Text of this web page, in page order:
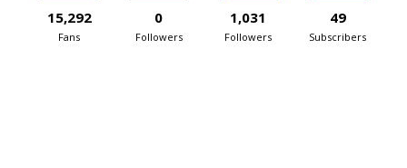
15,292
Fans
0
Followers
1,031
Followers
49
Subscribers